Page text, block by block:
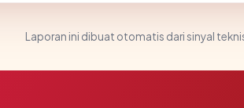
Laporan ini dibuat otomatis dari sinyal